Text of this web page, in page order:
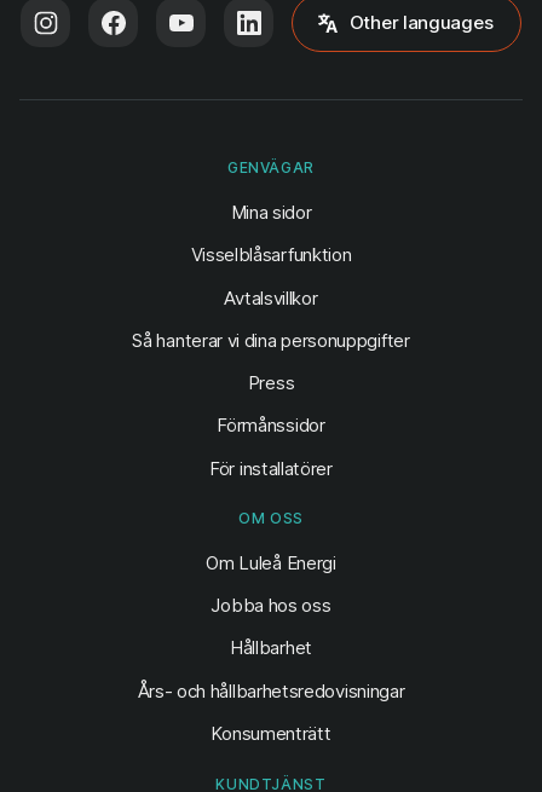
Other languages
GENVÄGAR
Mina sidor(öppnas i ny flik)
Visselblåsarfunktion
Avtalsvillkor
Så hanterar vi dina personuppgifter
Press
Förmånssidor
För installatörer
OM OSS
Om Luleå Energi
Jobba hos oss
Hållbarhet
Års- och hållbarhetsredovisningar
Konsumenträtt
KUNDTJÄNST